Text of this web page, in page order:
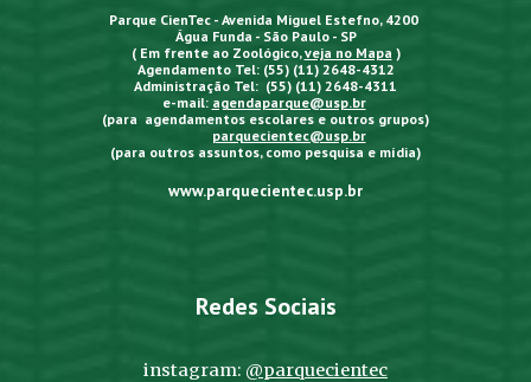
Parque CienTec - Avenida Miguel Estefno, 4200
Água Funda - São Paulo - SP
( Em frente ao Zoológico,veja no Mapa )
Agendamento Tel: (55) (11) 2648-4312
Administração Tel: (55) (11) 2648-4311
e-mail: agendaparque@usp.br
(para agendamentos escolares e outros grupos)
parquecientec@usp.br
(para outros assuntos, como pesquisa e mídia)
www.parquecientec.usp.br
Redes Sociais
instagram: @parquecientec